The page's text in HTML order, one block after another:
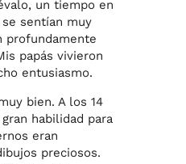
un tiempo en
sentían muy
profundamente
papás vivieron
entusiasmo.
bien. A los 14
habilidad para
eran
preciosos.